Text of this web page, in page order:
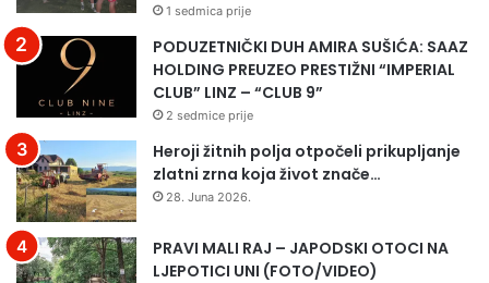
1 sedmica prije
PODUZETNIČKI DUH AMIRA SUŠIĆA: SAAZ
HOLDING PREUZEO PRESTIŽNI “IMPERIAL
CLUB” LINZ – “CLUB 9”
2 sedmice prije
Heroji žitnih polja otpočeli prikupljanje
zlatni zrna koja život znače…
28. Juna 2026.
PRAVI MALI RAJ – JAPODSKI OTOCI NA
LJEPOTICI UNI (FOTO/VIDEO)